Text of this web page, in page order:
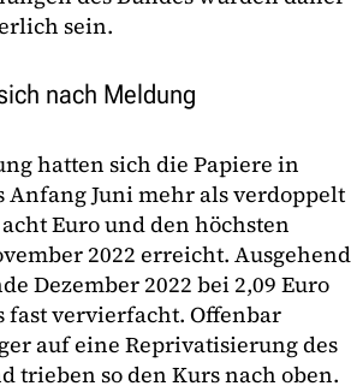
sein.
nach Meldung
hatten sich die Papiere in
Anfang Juni mehr als verdoppelt
Euro und den höchsten
2022 erreicht. Ausgehend
Dezember 2022 bei 2,09 Euro
fast vervierfacht. Offenbar
auf eine Reprivatisierung des
trieben so den Kurs nach oben.